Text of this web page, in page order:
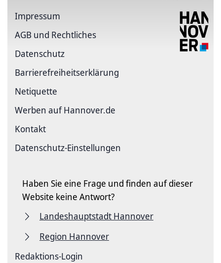
Impressum
AGB und Rechtliches
Datenschutz
Barriere­freiheits­erklärung
Netiquette
Werben auf Hannover.de
Kontakt
Datenschutz-Einstellungen
Haben Sie eine Frage und finden auf dieser
Website keine Antwort?
Landeshauptstadt Hannover
Region Hannover
Redaktions-Login